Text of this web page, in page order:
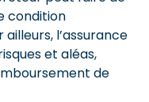
condition
l’assurance
et aléas,
de